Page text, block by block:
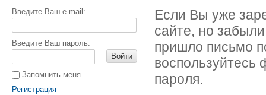
Введите Ваш e-mail:
Введите Ваш пароль:
Войти
Запомнить меня
Регистрация
Если Вы уже
сайте, но
пришло письмо
воспользуйтесь
пароля.